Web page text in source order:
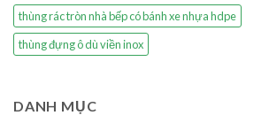
thùng rác tròn nhà bếp có bánh xe nhựa hdpe
thùng đựng ô dù viền inox
DANH MỤC